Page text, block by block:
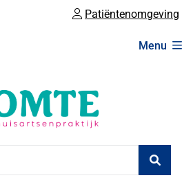
Patiëntenomgeving
Menu